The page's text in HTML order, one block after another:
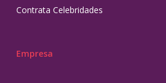
Contrata Celebridades
Empresa